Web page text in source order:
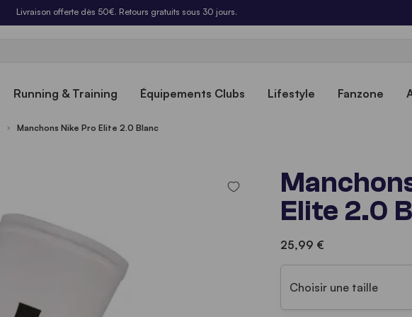
Livraison offerte dès 50€. Retours gratuits sous 30 jours.
Running & Training Équipements Clubs Lifestyle Fanzone
Manchons Nike Pro Elite 2.0 Blanc
Elite 2.0
25,99 €
Choisir une taille